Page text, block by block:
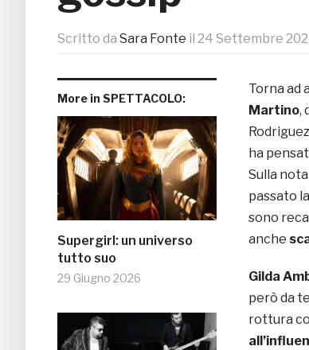
Scritto da Sara Fonte il 24 Settembre
More in SPETTACOLO:
Supergirl: un universo
tutto suo
29 Giugno 2026
Torna ad
Martino,
Rodriguez
ha
Sulla
passato
sono
anche
Gilda
però da
rottura